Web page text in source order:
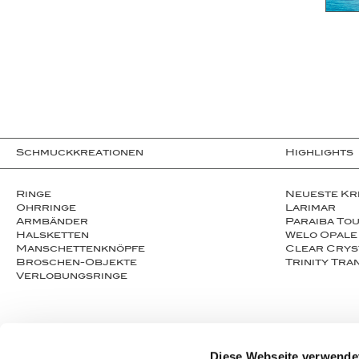
Diese Webseite
Schmuckkreationen
Ringe
Ohrringe
Armbänder
Halsketten
Man­schet­ten­­knöpfe
Broschen-Objekte
Ver­lo­bungs­­ringe
Highlights
Neueste
Larimar
Paraiba
Welo Opale
Clear
Trinity